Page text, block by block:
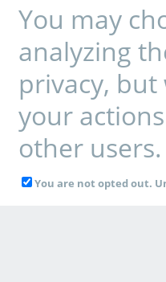
You may
analyzing
privacy,
your
other users.
You are not opted out.